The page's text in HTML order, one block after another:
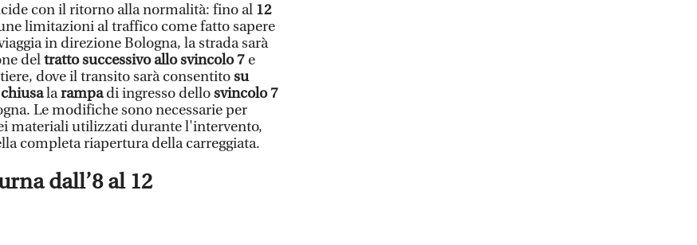
con il ritorno alla normalità: fino al 12
limitazioni al traffico come fatto sapere
in direzione Bologna, la strada sarà
deltratto successivo allo svincolo 7 e
dove il transito sarà consentitosu
chiusalarampadi ingresso dellosvincolo 7
Le modifiche sono necessarie per
materiali utilizzati durante l'intervento,
completa riapertura della carreggiata.
dall’8 al 12